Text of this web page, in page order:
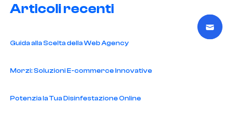
Articoli recenti
Guida alla Scelta della Web Agency
Morzi: Soluzioni E-commerce Innovative
Potenzia la Tua Disinfestazione Online